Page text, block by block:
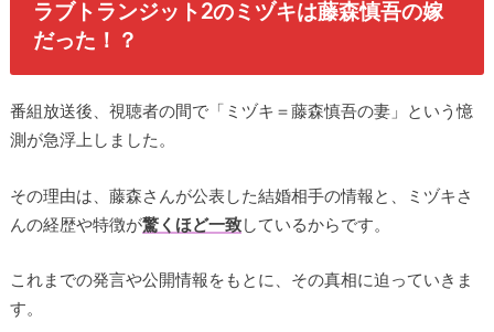
ラブトランジット2のミヅキは藤森慎吾の嫁
だった！？
番組放送後、視聴者の間で「ミヅキ＝藤森慎吾の妻」という憶
測が急浮上しました。
その理由は、藤森さんが公表した結婚相手の情報と、ミヅキさ
んの経歴や特徴が驚くほど一致しているからです。
これまでの発言や公開情報をもとに、その真相に迫っていきま
す。